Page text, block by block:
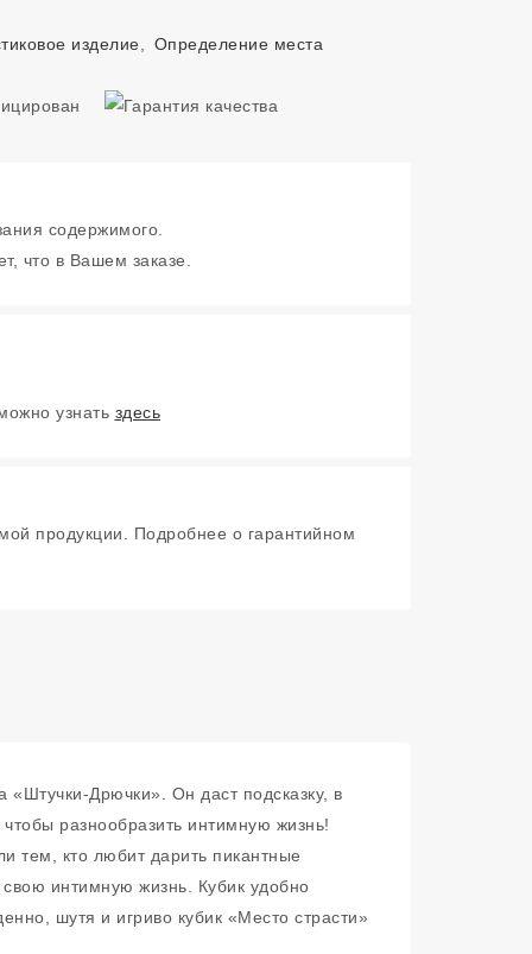
изделие Определение места
содержимого.
что в Вашем заказе.
узнать здесь
продукции. Подробнее о гарантийном
«Штучки-Дрючки». Он даст подсказку, в
разнообразить интимную жизнь!
тем, кто любит дарить пикантные
интимную жизнь. Кубик удобно
шутя и игриво кубик «Место страсти»